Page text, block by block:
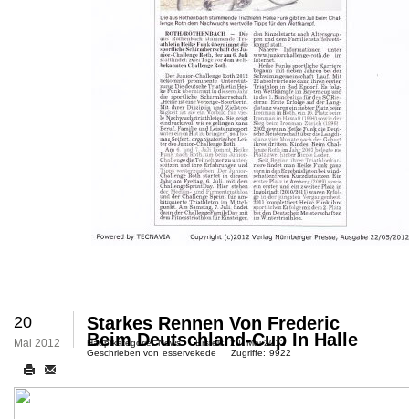
20
Mai 2012
Starkes Rennen Von Frederic
Beim Deutschland-Cup In Halle
Hauptkategorie: News Erstellt: 20. Mai 2012
Geschrieben von esservekede Zugriffe: 9922